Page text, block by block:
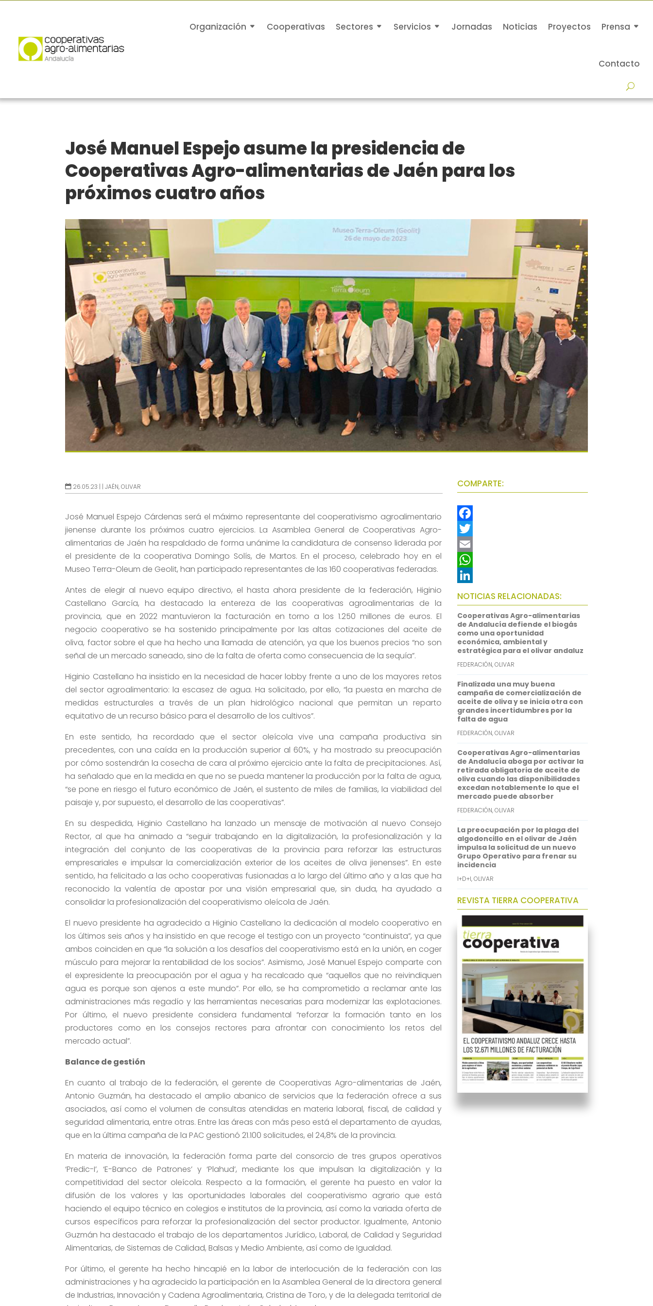
Organización Cooperativas Sectores Servicios Jornadas Noticias Proyectos Prensa
Contacto
José Manuel Espejo asume la presidencia de
Cooperativas Agro-alimentarias de Jaén para los
próximos cuatro años
26.05.23 | |JAÉN,OLIVAR
José Manuel Espejo Cárdenas será el máximo representante del cooperativismo agroalimentario
jienense durante los próximos cuatro ejercicios. La Asamblea General de Cooperativas Agro-
alimentarias de Jaén ha respaldado de forma unánime la candidatura de consenso liderada por
el presidente de la cooperativa Domingo Solís, de Martos. En el proceso, celebrado hoy en el
Museo Terra-Oleum de Geolit, han participado representantes de las 160 cooperativas federadas.
Antes de elegir al nuevo equipo directivo, el hasta ahora presidente de la federación, Higinio
Castellano García, ha destacado la entereza de las cooperativas agroalimentarias de la
provincia, que en 2022 mantuvieron la facturación en torno a los 1.250 millones de euros. El
negocio cooperativo se ha sostenido principalmente por las altas cotizaciones del aceite de
oliva, factor sobre el que ha hecho una llamada de atención, ya que los buenos precios “no son
señal de un mercado saneado, sino de la falta de oferta como consecuencia de la sequía”.
Higinio Castellano ha insistido en la necesidad de hacer lobby frente a uno de los mayores retos
del sector agroalimentario: la escasez de agua. Ha solicitado, por ello, “la puesta en marcha de
medidas estructurales a través de un plan hidrológico nacional que permitan un reparto
equitativo de un recurso básico para el desarrollo de los cultivos”.
En este sentido, ha recordado que el sector oleícola vive una campaña productiva sin
precedentes, con una caída en la producción superior al 60%, y ha mostrado su preocupación
por cómo sostendrán la cosecha de cara al próximo ejercicio ante la falta de precipitaciones. Así,
ha señalado que en la medida en que no se pueda mantener la producción por la falta de agua,
“se pone en riesgo el futuro económico de Jaén, el sustento de miles de familias, la viabilidad del
paisaje y, por supuesto, el desarrollo de las cooperativas”.
En su despedida, Higinio Castellano ha lanzado un mensaje de motivación al nuevo Consejo
Rector, al que ha animado a “seguir trabajando en la digitalización, la profesionalización y la
integración del conjunto de las cooperativas de la provincia para reforzar las estructuras
empresariales e impulsar la comercialización exterior de los aceites de oliva jienenses”. En este
sentido, ha felicitado a las ocho cooperativas fusionadas a lo largo del último año y a las que ha
reconocido la valentía de apostar por una visión empresarial que, sin duda, ha ayudado a
consolidar la profesionalización del cooperativismo oleícola de Jaén.
El nuevo presidente ha agradecido a Higinio Castellano la dedicación al modelo cooperativo en
los últimos seis años y ha insistido en que recoge el testigo con un proyecto “continuista”, ya que
ambos coinciden en que “la solución a los desafíos del cooperativismo está en la unión, en coger
músculo para mejorar la rentabilidad de los socios”. Asimismo, José Manuel Espejo comparte con
el expresidente la preocupación por el agua y ha recalcado que “aquellos que no reivindiquen
agua es porque son ajenos a este mundo”. Por ello, se ha comprometido a reclamar ante las
administraciones más regadío y las herramientas necesarias para modernizar las explotaciones.
Por último, el nuevo presidente considera fundamental “reforzar la formación tanto en los
productores como en los consejos rectores para afrontar con conocimiento los retos del
mercado actual”.
Balance de gestión
En cuanto al trabajo de la federación, el gerente de Cooperativas Agro-alimentarias de Jaén,
Antonio Guzmán, ha destacado el amplio abanico de servicios que la federación ofrece a sus
asociados, así como el volumen de consultas atendidas en materia laboral, fiscal, de calidad y
seguridad alimentaria, entre otras. Entre las áreas con más peso está el departamento de ayudas,
que en la última campaña de la PAC gestionó 21.100 solicitudes, el 24,8% de la provincia.
En materia de innovación, la federación forma parte del consorcio de tres grupos operativos
‘Predic-I’, ‘E-Banco de Patrones’ y ‘Plahud’, mediante los que impulsan la digitalización y la
competitividad del sector oleícola. Respecto a la formación, el gerente ha puesto en valor la
difusión de los valores y las oportunidades laborales del cooperativismo agrario que está
haciendo el equipo técnico en colegios e institutos de la provincia, así como la variada oferta de
cursos específicos para reforzar la profesionalización del sector productor. Igualmente, Antonio
Guzmán ha destacado el trabajo de los departamentos Jurídico, Laboral, de Calidad y Seguridad
Alimentarias, de Sistemas de Calidad, Balsas y Medio Ambiente, así como de Igualdad.
Por último, el gerente ha hecho hincapié en la labor de interlocución de la federación con las
administraciones y ha agradecido la participación en la Asamblea General de la directora general
de Industrias, Innovación y Cadena Agroalimentaria, Cristina de Toro, y de la delegada territorial de
COMPARTE:
F
a
c
e
b
o
o
k
T
w
t
t
e
r
E
m
a
i
l
W
h
a
t
s
A
p
p
L
i
n
k
e
d
I
n
NOTICIAS RELACIONADAS:
Cooperativas Agro-alimentarias
de Andalucía defiende el biogás
como una oportunidad
económica, ambiental y
estratégica para el olivar andaluz
FEDERACIÓN,OLIVAR
Finalizada una muy buena
campaña de comercialización de
aceite de oliva y se inicia otra con
grandes incertidumbres por la
falta de agua
FEDERACIÓN,OLIVAR
Cooperativas Agro-alimentarias
de Andalucía aboga por activar la
retirada obligatoria de aceite de
oliva cuando las disponibilidades
excedan notablemente lo que el
mercado puede absorber
FEDERACIÓN,OLIVAR
La preocupación por la plaga del
algodoncillo en el olivar de Jaén
impulsa la solicitud de un nuevo
Grupo Operativo para frenar su
incidencia
I+D+I,OLIVAR
REVISTA TIERRA COOPERATIVA